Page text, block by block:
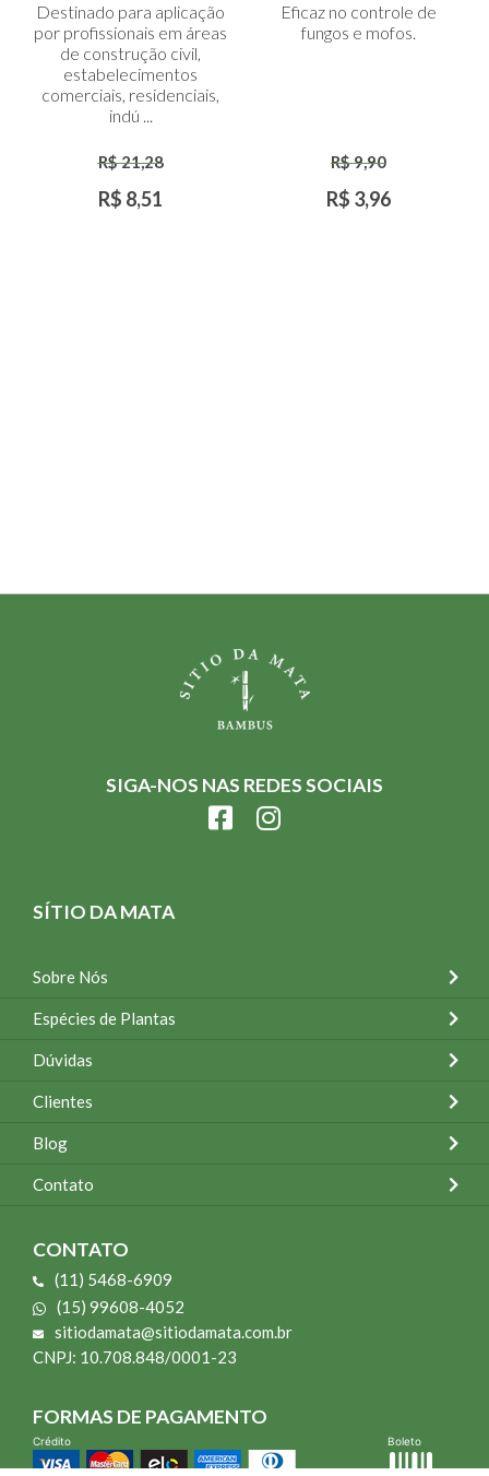
ao
Carrinho
Destinado para aplicação
por profissionais em áreas
de construção civil,
estabelecimentos
comerciais, residenciais,
indú ...
R$ 21,28
R$ 8,51
Carrinho
Eficaz no controle de
fungos e mofos.
R$ 9,90
R$ 3,96
SIGA-NOS NAS REDES SOCIAIS
SÍTIO DA MATA
Sobre Nós
Espécies de Plantas
Dúvidas
Clientes
Blog
Contato
CONTATO
(11) 5468-6909
(15) 99608-4052
sitiodamata@sitiodamata.com.br
CNPJ: 10.708.848/0001-23
FORMAS DE PAGAMENTO
Crédito Boleto